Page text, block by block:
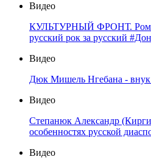
Видео
КУЛЬТУРНЫЙ ФРОНТ.
русский рок за русский
Видео
Дюк Мишель Нгебана - внук
Видео
Степанюк Александр
особенностях русской
Видео